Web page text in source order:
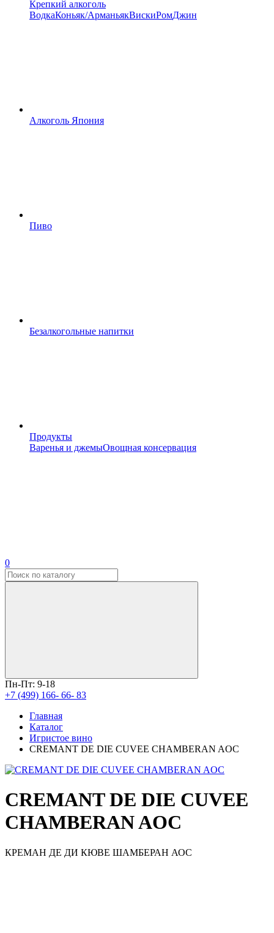
Крепкий алкоголь
ВодкаКоньяк/АрманьякВискиРомДжин
Алкоголь Япония
Пиво
Безалкогольные напитки
Продукты
Варенья и джемыОвощная консервация
0
Пн-Пт: 9-18
+7 (499) 166- 66- 83
Главная
Каталог
Игристое вино
CREMANT DE DIE CUVEE CHAMBERAN AOC
CREMANT DE DIE CUVEE
CHAMBERAN AOC
КРЕМАН ДЕ ДИ КЮВЕ ШАМБЕРАН АОС